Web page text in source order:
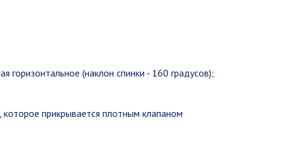
горизонтальное (наклон спинки - 160 градусов);
прикрывается плотным клапаном